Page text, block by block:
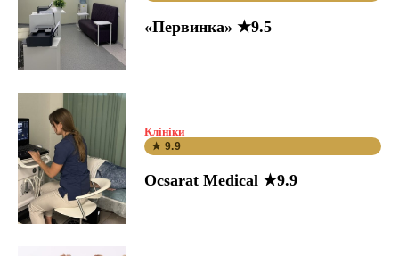
«Первинка» ★9.5
Клініки
★ 9.9
Ocsarat Medical ★9.9